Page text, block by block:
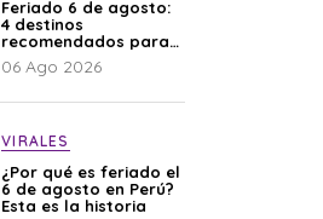
Feriado 6 de agosto:
4 destinos
recomendados para
disfrutar el descanso
06 Ago 2026
VIRALES
¿Por qué es feriado el
6 de agosto en Perú?
Esta es la historia